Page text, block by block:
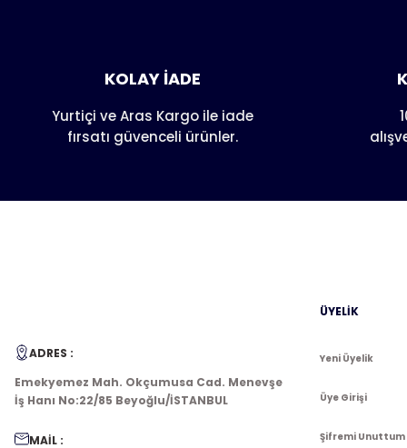
Ürün açıklamasında eksik bilgiler bulunuyor.
Ürün bilgilerinde hatalar bulunuyor.
Ürün fiyatı diğer sitelerden daha pahalı.
KOLAY İADE
Yurtiçi ve Aras Kargo ile iade
fırsatı güvenceli ürünler.
ADRES :
Emekyemez Mah. Okçumusa Cad. Menevşe
İş Hanı No:22/85 Beyoğlu/İSTANBUL
MAİL :
ÜYELİK
Yeni Üyelik
Üye Girişi
Şifremi Unuttum